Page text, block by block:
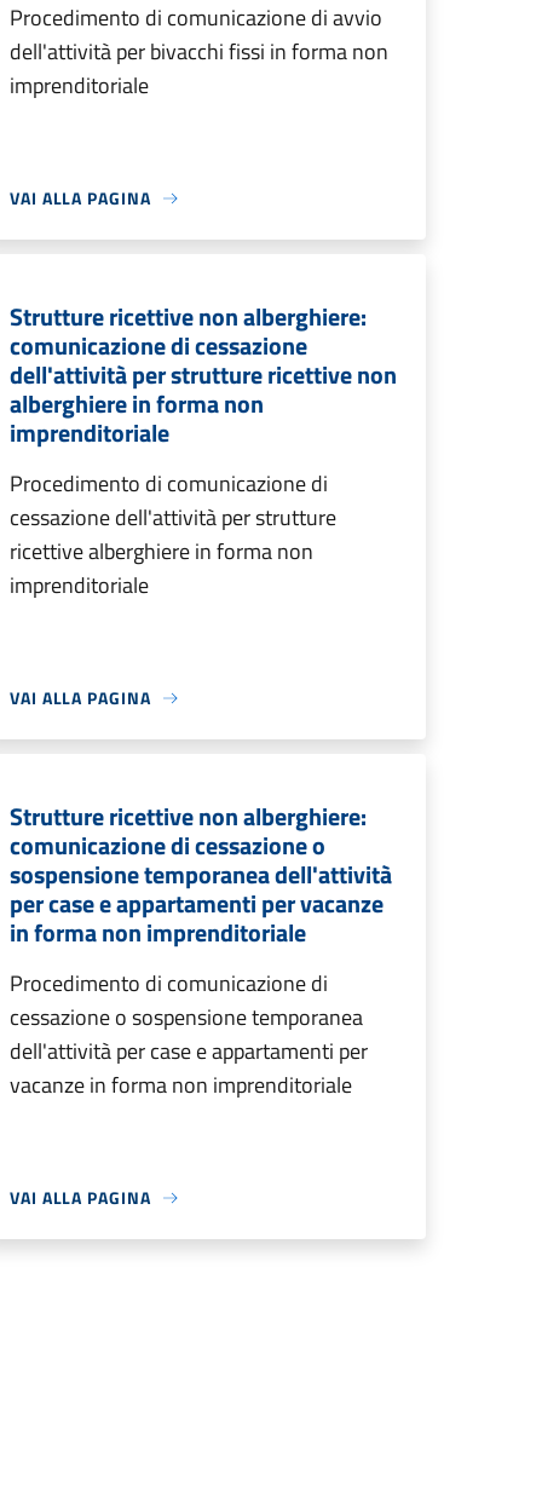
Procedimento di comunicazione di avvio
dell'attività per bivacchi fissi in forma non
imprenditoriale
VAI ALLA PAGINA
Strutture ricettive non alberghiere:
comunicazione di cessazione
dell'attività per strutture ricettive non
alberghiere in forma non
imprenditoriale
Procedimento di comunicazione di
cessazione dell'attività per strutture
ricettive alberghiere in forma non
imprenditoriale
VAI ALLA PAGINA
Strutture ricettive non alberghiere:
comunicazione di cessazione o
sospensione temporanea dell'attività
per case e appartamenti per vacanze
in forma non imprenditoriale
Procedimento di comunicazione di
cessazione o sospensione temporanea
dell'attività per case e appartamenti per
vacanze in forma non imprenditoriale
VAI ALLA PAGINA